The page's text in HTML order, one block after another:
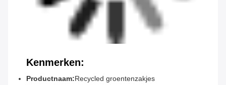
Kenmerken:
Productnaam:Recycled groentenzakjes